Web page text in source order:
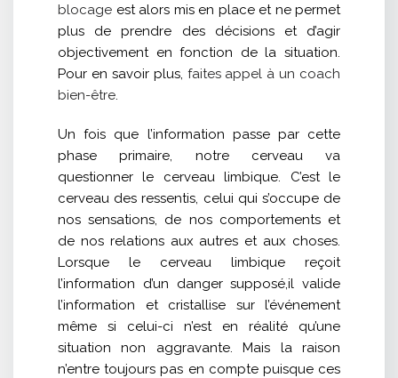
blocage est alors mis en place et ne permet
plus de prendre des décisions et d’agir
objectivement en fonction de la situation.
Pour en savoir plus, faites appel à un coach
bien-être
Un fois que l’information passe par cette
phase primaire, notre cerveau va
questionner le cerveau limbique. C’est le
cerveau des ressentis, celui qui s’occupe de
nos sensations, de nos comportements et
de nos relations aux autres et aux choses.
Lorsque le cerveau limbique reçoit
l’information d’un danger supposé,il valide
l’information et cristallise sur l’événement
même si celui-ci n’est en réalité qu’une
situation non aggravante. Mais la raison
n’entre toujours pas en compte puisque ces